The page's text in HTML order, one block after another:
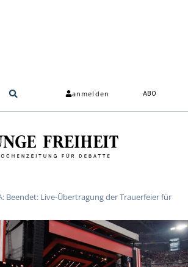
anmelden ABO
Beendet: Live-Übertragung der Trauerfeier für